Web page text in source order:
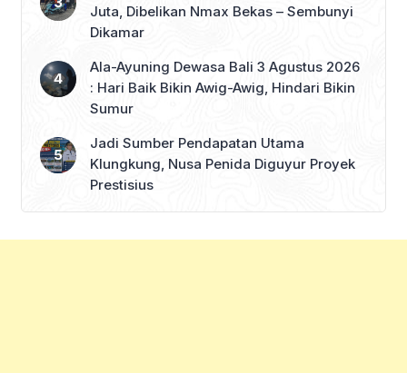
Juta, Dibelikan Nmax Bekas – Sembunyi
Dikamar
Ala-Ayuning Dewasa Bali 3 Agustus 2026
: Hari Baik Bikin Awig-Awig, Hindari Bikin
Sumur
Jadi Sumber Pendapatan Utama
Klungkung, Nusa Penida Diguyur Proyek
Prestisius